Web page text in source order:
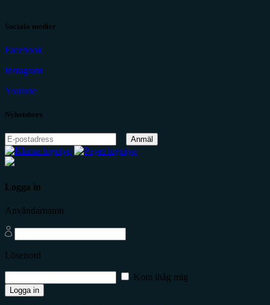
Sociala medier
Facebook
Instagram
Youtube
Nyhetsbrev
Anmäl
Logga in
Användarnamn
Lösenord
Kom ihåg mig
Logga in